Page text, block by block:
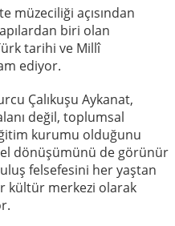
müzeciliği açısından
biri olan
tarihi ve Millî
ediyor.
Çalıkuşu Aykanat,
değil, toplumsal
kurumu olduğunu
dönüşümünü de görünür
felsefesini her yaştan
kültür merkezi olarak